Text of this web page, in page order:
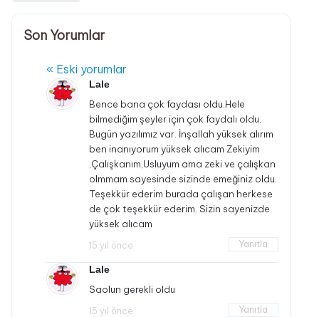
Son Yorumlar
« Eski yorumlar
Lale
Bence bana çok faydası oldu.Hele
bilmediğim şeyler için çok faydalı oldu.
Bugün yazılımız var. İnşallah yüksek alırım
ben inanıyorum yüksek alıcam Zekiyim
,Çalışkanım,Usluyum ama zeki ve çalışkan
olmmam sayesinde sizinde emeğiniz oldu.
Teşekkür ederim burada çalışan herkese
de çok teşekkür ederim. Sizin sayenizde
yüksek alıcam
15 yıl önce Yanıtla
Lale
Saolun gerekli oldu
15 yıl önce Yanıtla